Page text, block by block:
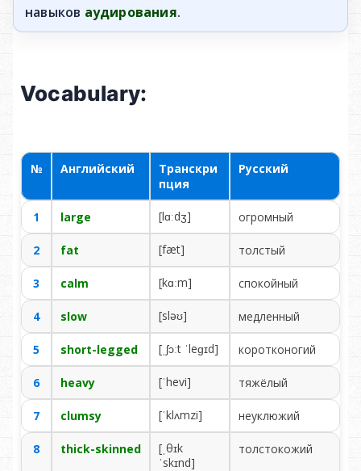
навыков аудирования.
Vocabulary:
№ Английский
Транскри
пция
Русский
1 large [lɑːdʒ] ог­ром­ный
2 fat [fæt] тол­стый
3 calm [kɑːm] спо­кой­ный
4 slow [sləʊ] мед­лен­ный
5 short-legged [ˌʃɔːt ˈleɡɪd] ко­рот­ко­но­гий
6 heavy [ˈhevi] тя­жё­лый
7 clumsy [ˈklʌmzi] не­ук­лю­жий
8 thick-skinned
[ˌθɪk
ˈskɪnd]
тол­сто­ко­жий